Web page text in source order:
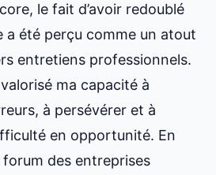
le fait d’avoir redoublé
a été perçu comme un atout
entretiens professionnels.
ma capacité à
à persévérer et à
en opportunité. En
des entreprises